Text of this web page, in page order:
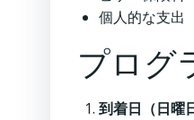
個人的な支出
プログ
到着日（日曜